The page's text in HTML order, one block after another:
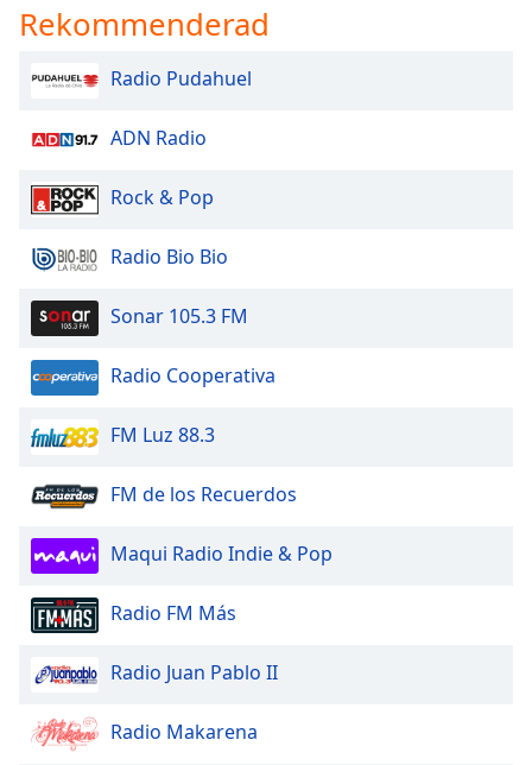
Rekommenderad
Radio Pudahuel
ADN Radio
Rock & Pop
Radio Bio Bio
Sonar 105.3 FM
Radio Cooperativa
FM Luz 88.3
FM de los Recuerdos
Maqui Radio Indie & Pop
Radio FM Más
Radio Juan Pablo II
Radio Makarena